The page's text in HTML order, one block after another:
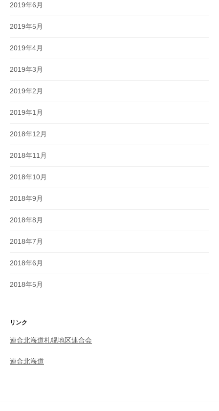
2019年6月
2019年5月
2019年4月
2019年3月
2019年2月
2019年1月
2018年12月
2018年11月
2018年10月
2018年9月
2018年8月
2018年7月
2018年6月
2018年5月
リンク
連合北海道札幌地区連合会
連合北海道